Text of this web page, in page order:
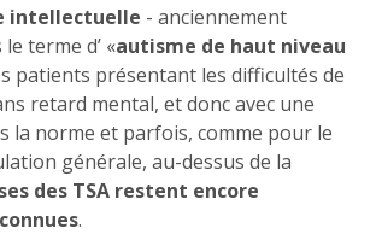
intellectuelle - anciennement
terme d’ «autisme de haut niveau
patients présentant les difficultés de
retard mental, et donc avec une
la norme et parfois, comme pour le
générale, au-dessus de la
des TSA restent encore
.